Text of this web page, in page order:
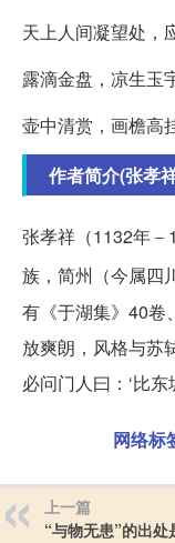
天上人间凝望处，
露滴金盘，凉生玉
壶中清赏，画檐高
作者简介(张孝
张孝祥（1132年
族，简州（今属四
有《于湖集》40卷
放爽朗，风格与苏
必问门人曰：‘比东
网络标
上一篇
“与物无患”的出处